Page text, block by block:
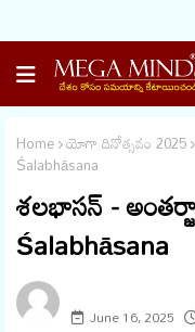
Home యోగా దినోత్సవం 2025
Śalabhāsana
శలభాసన్‌ -
Śalabhāsana
June 16, 2025